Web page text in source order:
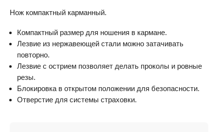
Нож компактный карманный.
Компактный размер для ношения в кармане.
Лезвие из нержавеющей стали можно затачивать
повторно.
Лезвие с острием позволяет делать проколы и ровные
резы.
Блокировка в открытом положении для безопасности.
Отверстие для системы страховки.